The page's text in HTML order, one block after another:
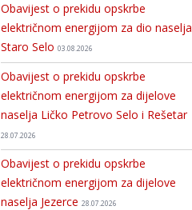
Lički HSS složno uz Hrvoja Račića
Obavijest o prekidu opskrbe
električnom energijom za dio naselja
Staro Selo 03.08.2026
Obavijest o prekidu opskrbe
električnom energijom za dijelove
naselja Ličko Petrovo Selo i Rešetar
28.07.2026
Obavijest o prekidu opskrbe
električnom energijom za dijelove
naselja Jezerce 28.07.2026